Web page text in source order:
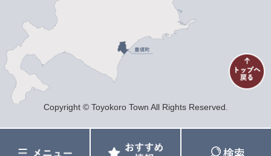
Copyright © Toyokoro Town All Rights Reserved.